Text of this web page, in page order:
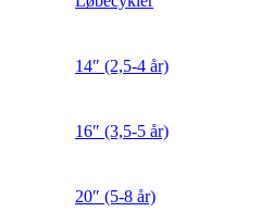
14″ (2,5-4 år)
16″ (3,5-5 år)
20″ (5-8 år)